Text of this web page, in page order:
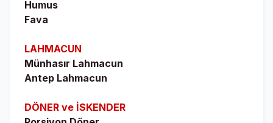
Humus
Fava
LAHMACUN
Münhasır Lahmacun
Antep Lahmacun
DÖNER ve İSKENDER